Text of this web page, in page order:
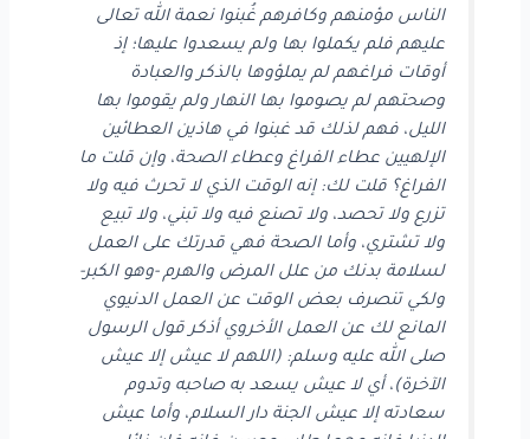
الناس مؤمنهم وكافرهم غُبنوا نعمة الله تعالى
عليهم فلم يكملوا بها ولم يسعدوا عليها؛ إذ
أوقات فراغهم لم يملؤوها بالذكر والعبادة
وصحتهم لم يصوموا بها النهار ولم يقوموا بها
الليل، فهم لذلك قد غبنوا في هاذين العطائين
الإلهيين عطاء الفراغ وعطاء الصحة، وإن قلت ما
الفراغ؟ قلت لك: إنه الوقت الذي لا تحرث فيه ولا
تزرع ولا تحصد، ولا تصنع فيه ولا تبني، ولا تبيع
ولا تشتري، وأما الصحة فهي قدرتك على العمل
لسلامة بدنك من علل المرض والهرم -وهو الكبر-
ولكي تنصرف بعض الوقت عن العمل الدنيوي
المانع لك عن العمل الأخروي أذكر قول الرسول
صلى الله عليه وسلم: (اللهم لا عيش إلا عيش
الآخرة)، أي لا عيش يسعد به صاحبه وتدوم
سعادته إلا عيش الجنة دار السلام، وأما عيش